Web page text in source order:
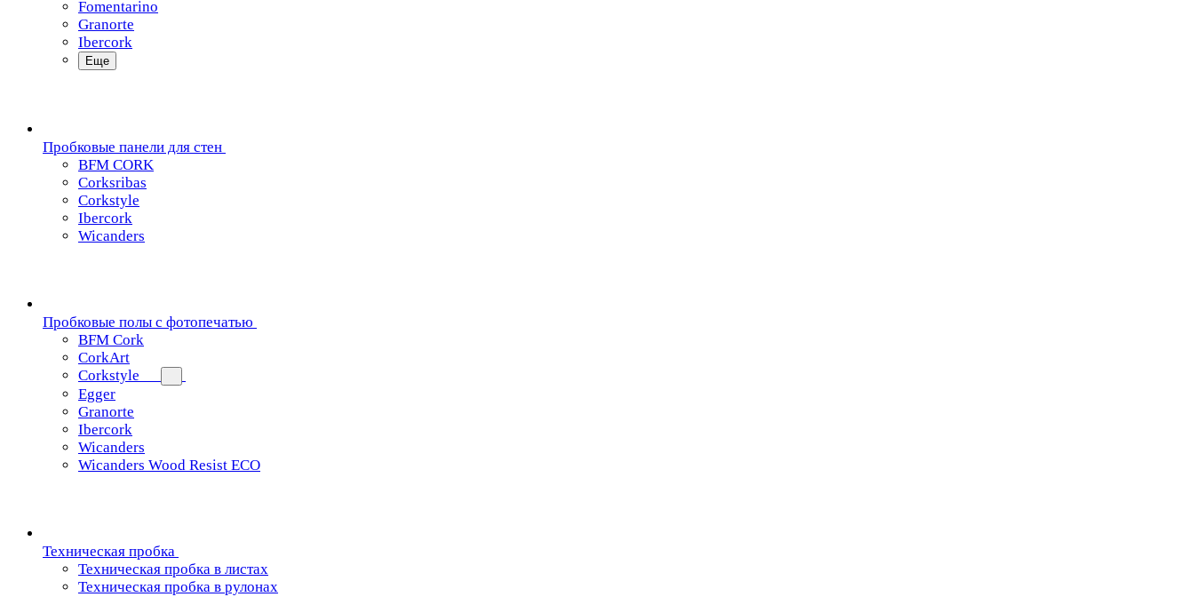
Fomentarino
Granorte
Ibercork
Еще
Пробковые панели для стен
BFM CORK
Corksribas
Corkstyle
Ibercork
Wicanders
Пробковые полы с фотопечатью
BFM Cork
CorkArt
Corkstyle
Egger
Granorte
Ibercork
Wicanders
Wicanders Wood Resist ECO
Техническая пробка
Техническая пробка в листах
Техническая пробка в рулонах